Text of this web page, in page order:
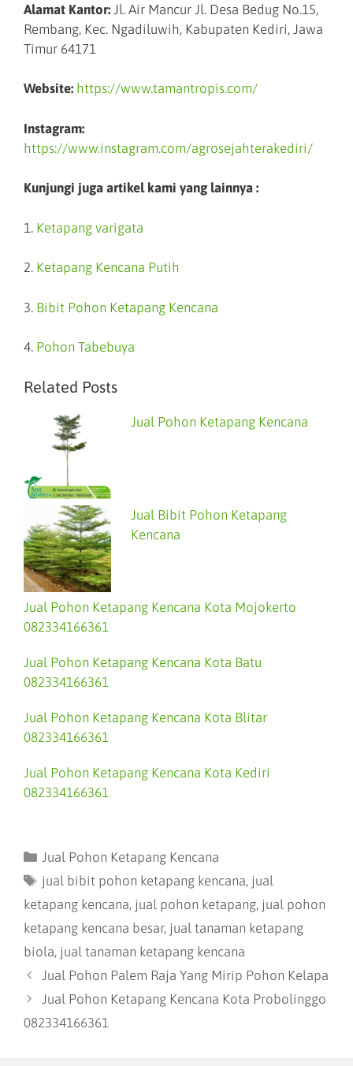
Alamat Kantor: Jl. Air Mancur Jl. Desa Bedug No.15,
Rembang, Kec. Ngadiluwih, Kabupaten Kediri, Jawa
Timur 64171
Website: https://www.tamantropis.com/
Instagram:
https://www.instagram.com/agrosejahterakediri/
Kunjungi juga artikel kami yang lainnya :
1. Ketapang varigata
2. Ketapang Kencana Putih
3. Bibit Pohon Ketapang Kencana
4. Pohon Tabebuya
Related Posts
Jual Pohon Ketapang Kencana
Jual Bibit Pohon Ketapang
Kencana
Jual Pohon Ketapang Kencana Kota Mojokerto
082334166361
Jual Pohon Ketapang Kencana Kota Batu
082334166361
Jual Pohon Ketapang Kencana Kota Blitar
082334166361
Jual Pohon Ketapang Kencana Kota Kediri
082334166361
Jual Pohon Ketapang Kencana
jual bibit pohon ketapang kencana, jual
ketapang kencana, jual pohon ketapang, jual pohon
ketapang kencana besar, jual tanaman ketapang
biola, jual tanaman ketapang kencana
Jual Pohon Palem Raja Yang Mirip Pohon Kelapa
Jual Pohon Ketapang Kencana Kota Probolinggo
082334166361